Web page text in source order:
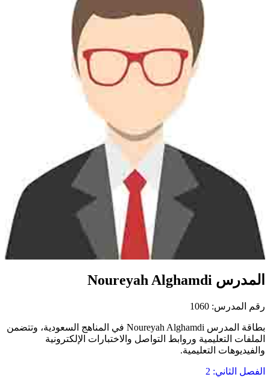
المدرس Noureyah Alghamdi
رقم المدرس: 1060
بطاقة المدرس Noureyah Alghamdi في المناهج السعودية، وتتضمن
الملفات التعليمية وروابط التواصل والاختبارات الإلكترونية
والفيديوهات التعليمية.
الفصل الثاني: 2